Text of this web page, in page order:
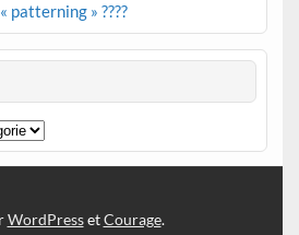
patterning » ????
WordPressetCourage.